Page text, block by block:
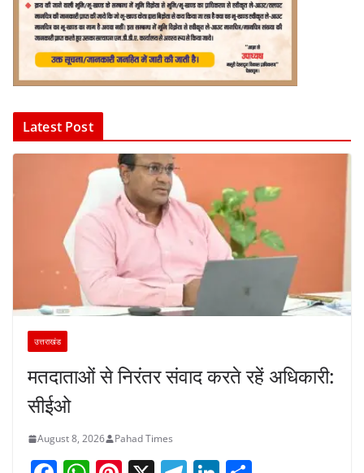
Latest Post
उत्तराखंड
मतदाताओं से निरंतर संवाद करते रहें अधिकारी:
सीईओ
August 8, 2026 Pahad Times